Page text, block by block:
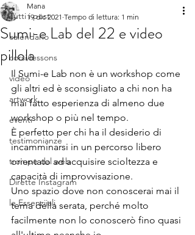
Tutti i post
calendario
corsi/lessons
video
artwork
eventi
testimonianze
trompe dal web
Dirette Instagram
le Essenziiali
Sumi-e Lab del 22 e video
pillola
Mana
19 dic 2021 Tempo di lettura: 1 min
Il Sumi-e Lab non è un workshop come
gli altri ed è sconsigliato a chi non ha
mai fatto esperienza di almeno due
workshop o più nel tempo.
È perfetto per chi ha il desiderio di
incamminarsi in un percorso libero
orientato ad acquisire scioltezza e
capacità di improvvisazione.
Uno spazio dove non conoscerai mai il
tema della serata, perché molto
facilmente non lo conoscerò fino quasi